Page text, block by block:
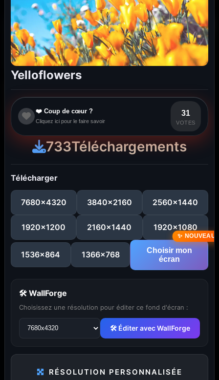
... 29
PUBLICITÉ
Publicité désactivée (cookies refusés)
Yelloflowers
❤️ Coup de cœur ?
Cliquez ici pour le faire savoir
31
VOTES
733Téléchargements
Télécharger
7680x4320 3840x2160 2560x1440
1920x1200 2160x1440 1920x1080
1536x864 1366x768
Choisir mon
écran
🛠 WallForge
Choisissez une résolution pour éditer ce fond d'écran :
🛠 Éditer avec WallForge
RÉSOLUTION PERSONNALISÉE